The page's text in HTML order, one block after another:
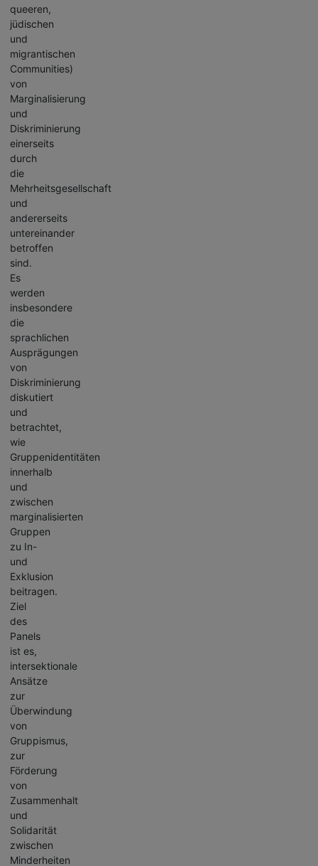
queeren,
jüdischen
und
migrantischen
Communities)
von
Marginalisierung
und
Diskriminierung
einerseits
durch
die
Mehrheitsgesellschaft
und
andererseits
untereinander
betroffen
sind.
Es
werden
insbesondere
die
sprachlichen
Ausprägungen
von
Diskriminierung
diskutiert
und
betrachtet,
wie
Gruppenidentitäten
innerhalb
und
zwischen
marginalisierten
Gruppen
zu In-
und
Exklusion
beitragen.
Ziel
des
Panels
ist es,
intersektionale
Ansätze
zur
Überwindung
von
Gruppismus,
zur
Förderung
von
Zusammenhalt
und
Solidarität
zwischen
Minderheiten